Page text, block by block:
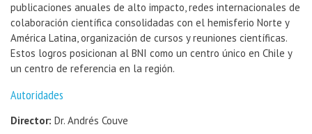
publicaciones anuales de alto impacto, redes internacionales de
colaboración científica consolidadas con el hemisferio Norte y
América Latina, organización de cursos y reuniones científicas.
Estos logros posicionan al BNI como un centro único en Chile y
un centro de referencia en la región.
Autoridades
Director: Dr. Andrés Couve